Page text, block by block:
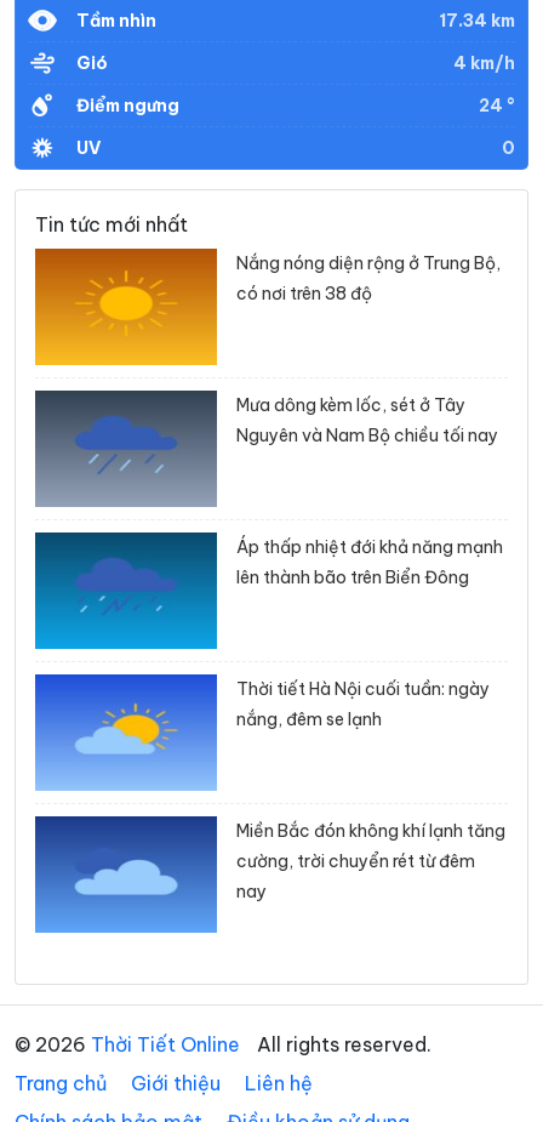
Tầm nhìn
17.34 km
Gió
4 km/h
Điểm ngưng
24 °
UV
0
Tin tức mới nhất
Nắng nóng diện rộng ở Trung Bộ,
có nơi trên 38 độ
Mưa dông kèm lốc, sét ở Tây
Nguyên và Nam Bộ chiều tối nay
Áp thấp nhiệt đới khả năng mạnh
lên thành bão trên Biển Đông
Thời tiết Hà Nội cuối tuần: ngày
nắng, đêm se lạnh
Miền Bắc đón không khí lạnh tăng
cường, trời chuyển rét từ đêm
nay
© 2026 Thời Tiết Online
All rights reserved.
Trang chủ
Giới thiệu
Liên hệ